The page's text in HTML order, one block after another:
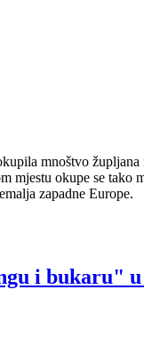
mnoštvo
mjestu okupe se
zapadne Europe.
i bukaru"